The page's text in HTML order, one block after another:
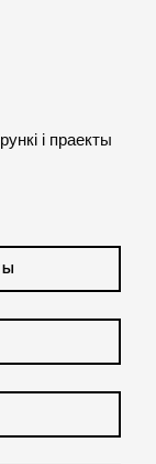
і праекты